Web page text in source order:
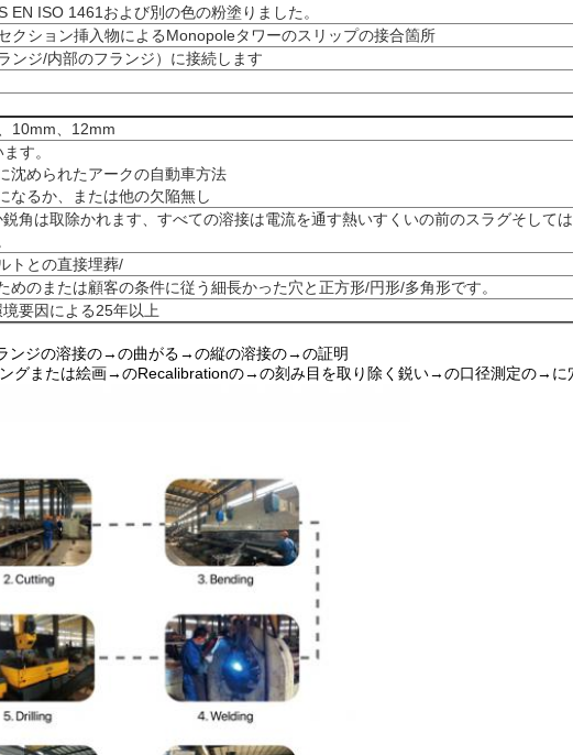
EN ISO 1461および別の色の粉塗りました。
クション挿入物によるMonopoleタワーのスリップの接合箇所
ンジ/内部のフランジ）に接続します
10mm、12mm
す。
沈められたアークの自動車方法
なるか、または他の欠陥無し
角は取除かれます、すべての溶接は電流を通す熱いすくいの前のスラグそして
トとの直接埋葬/
めのまたは顧客の条件に従う細長かった穴と正方形/円形/多角形です。
要因による25年以上
ジの溶接の→の曲がる→の縦の溶接の→の証明
グまたは絵画→のRecalibrationの→の刻み目を取り除く鋭い→の口径測定の→に